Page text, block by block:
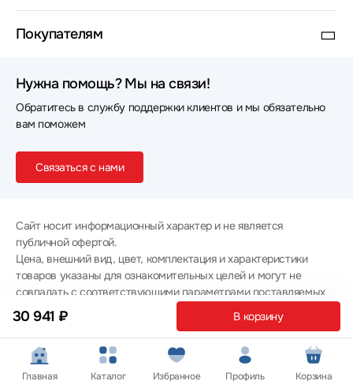
30 941 ₽ В корзину
Покупателям
Нужна помощь? Мы на связи!
Обратитесь в службу поддержки клиентов и мы обязательно
вам поможем
Связаться с нами
Сайт носит информационный характер и не является
публичной офертой.
Цена, внешний вид, цвет, комплектация и характеристики
товаров указаны для ознакомительных целей и могут не
совпадать с соответствующими параметрами поставляемых
товаров - уточняйте информацию у менеджера при
оформлении заказа.
Политика конфиденциальности
© 2012 — 2026 ООО «Эпл Тэк»
Главная Каталог Избранное Профиль Корзина